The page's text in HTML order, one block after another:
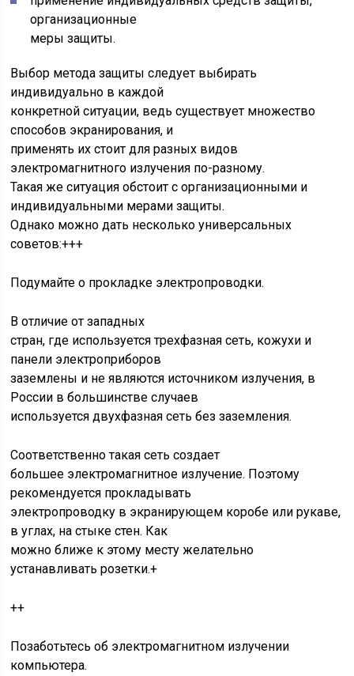
организационные
меры защиты.
Выбор метода защиты следует выбирать
индивидуально в каждой
конкретной ситуации, ведь существует множество
способов экранирования, и
применять их стоит для разных видов
электромагнитного излучения по-разному.
Такая же ситуация обстоит с организационными и
индивидуальными мерами защиты.
Однако можно дать несколько универсальных
советов:+++
Подумайте о прокладке электропроводки.
В отличие от западных
стран, где используется трехфазная сеть, кожухи и
панели электроприборов
заземлены и не являются источником излучения, в
России в большинстве случаев
используется двухфазная сеть без заземления.
Соответственно такая сеть создает
большее электромагнитное излучение. Поэтому
рекомендуется прокладывать
электропроводку в экранирующем коробе или рукаве,
в углах, на стыке стен. Как
можно ближе к этому месту желательно
устанавливать розетки.+
++
Позаботьтесь об электромагнитном излучении
компьютера.